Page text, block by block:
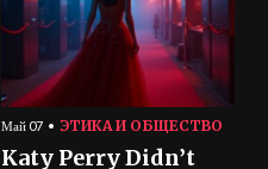
Май 07 ЭТИКА И ОБЩЕСТВО
Katy Perry Didn’t